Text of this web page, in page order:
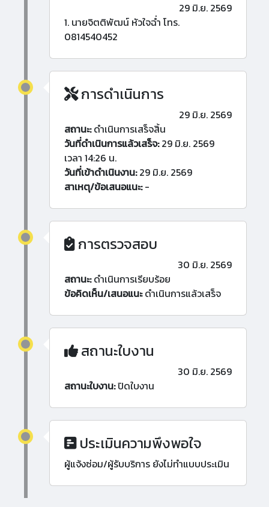
29 มิ.ย. 2569
1. นายจิตติพัฒน์ หัวใจฉ่ำ โทร.
0814540452
การดำเนินการ
29 มิ.ย. 2569
สถานะ:ดำเนินการเสร็จสิ้น
วันที่ดำเนินการแล้วเสร็จ:29 มิ.ย. 2569
เวลา 14:26 น.
วันที่เข้าดำเนินงาน:29 มิ.ย. 2569
สาเหตุ/ข้อเสนอแนะ:-
การตรวจสอบ
30 มิ.ย. 2569
สถานะ:ดำเนินการเรียบร้อย
ข้อคิดเห็น/เสนอแนะดำเนินการแล้วเสร็จ
สถานะใบงาน
30 มิ.ย. 2569
สถานะใบงาน:ปิดใบงาน
ประเมินความพึงพอใจ
ผู้แจ้งซ่อม/ผู้รับบริการ ยังไม่ทำแบบประเมิน